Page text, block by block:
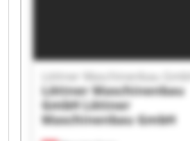
Löttner Maschinenbau GmbH
Löttner Maschinenbau
GmbHLöttner
Maschinenbau GmbH